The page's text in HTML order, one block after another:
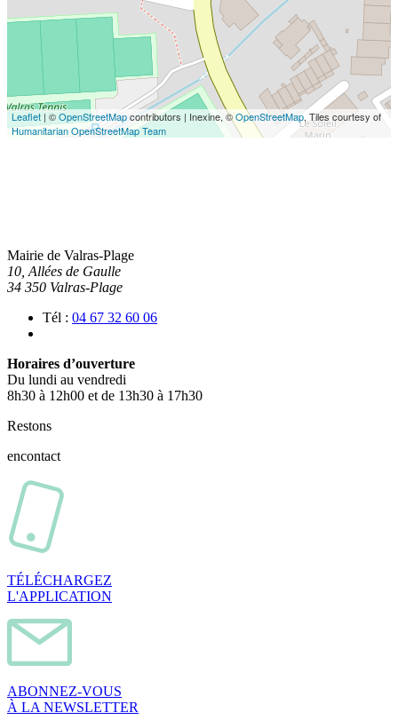
Leaflet | ©OpenStreetMapcontributors | Inexine, ©OpenStreetMap, Tiles courtesy of
Humanitarian OpenStreetMap Team
Mairie de Valras-Plage
10, Allées de Gaulle
34 350 Valras-Plage
Tél : 04 67 32 60 06
Horaires d’ouverture
Du lundi au vendredi
8h30 à 12h00 et de 13h30 à 17h30
Restons
encontact
TÉLÉCHARGEZ
L'APPLICATION
ABONNEZ-VOUS
À LA NEWSLETTER